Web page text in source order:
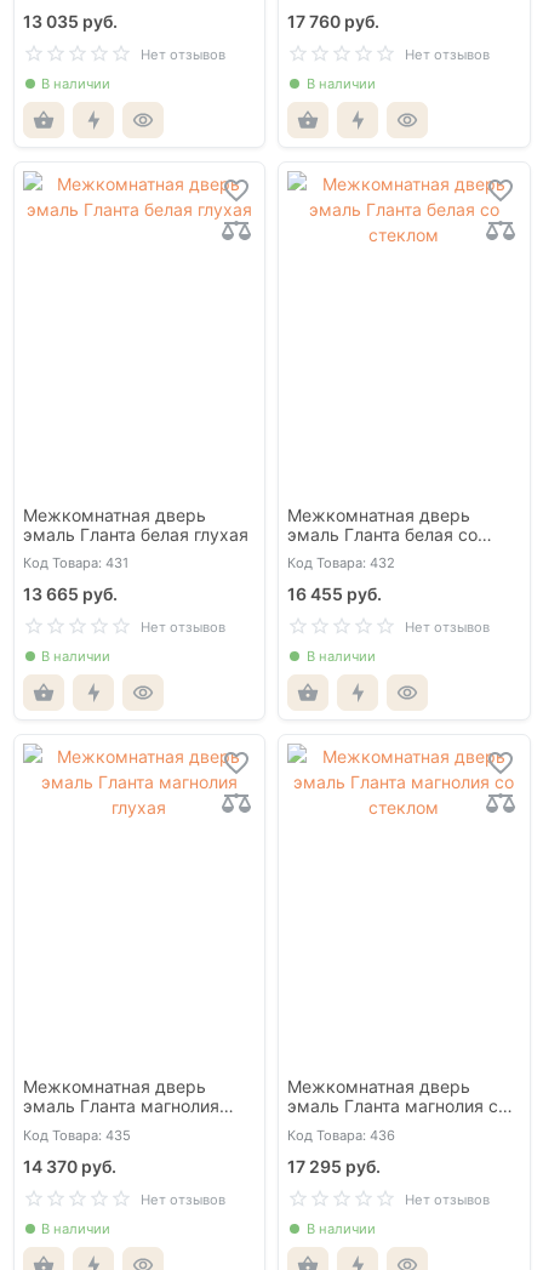
13 035 руб.
Нет отзывов
В наличии
17 760 руб.
Нет отзывов
В наличии
Межкомнатная дверь
эмаль Гланта белая глухая
Код Товара: 431
13 665 руб.
Нет отзывов
В наличии
Межкомнатная дверь
эмаль Гланта белая со
стеклом
Код Товара: 432
16 455 руб.
Нет отзывов
В наличии
Межкомнатная дверь
эмаль Гланта магнолия
глухая
Код Товара: 435
14 370 руб.
Нет отзывов
В наличии
Межкомнатная дверь
эмаль Гланта магнолия со
стеклом
Код Товара: 436
17 295 руб.
Нет отзывов
В наличии